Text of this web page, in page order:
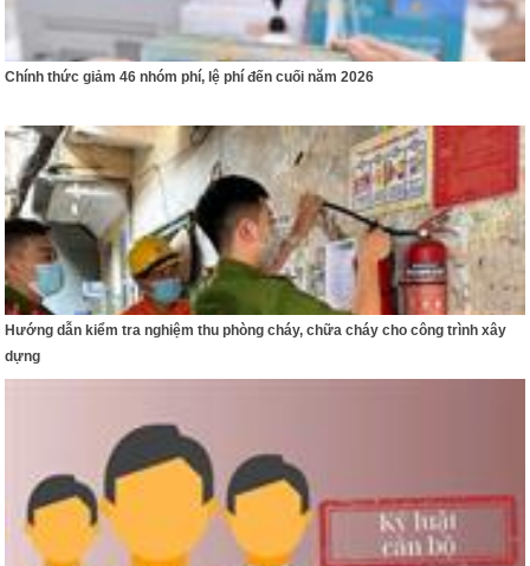
Chính thức giảm 46 nhóm phí, lệ phí đến cuối năm 2026
Hướng dẫn kiểm tra nghiệm thu phòng cháy, chữa cháy cho công trình xây
dựng